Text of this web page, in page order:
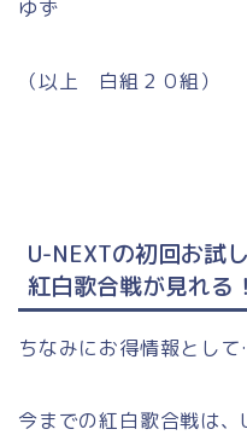
ゆず
（以上 白組２０組）
U-NEXTの初回お試
紅白歌合戦が見れる！
ちなみにお得情報とし
今までの紅白歌合戦は